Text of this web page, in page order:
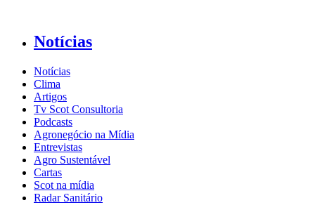
Notícias
Notícias
Clima
Artigos
Tv Scot Consultoria
Podcasts
Agronegócio na Mídia
Entrevistas
Agro Sustentável
Cartas
Scot na mídia
Radar Sanitário